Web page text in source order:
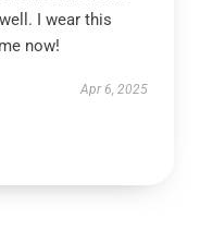
I wear this
now!
Apr 6, 2025